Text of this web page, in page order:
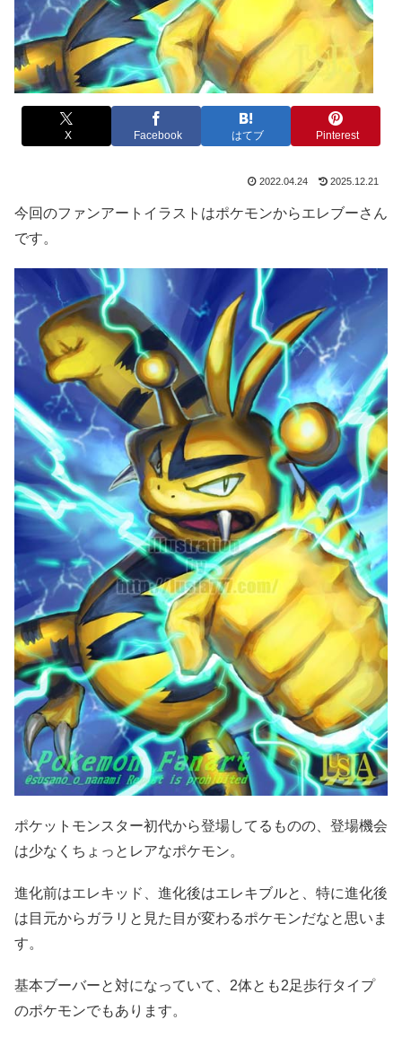
X Facebook はてブ Pinterest
2022.04.24 2025.12.21
今回のファンアートイラストはポケモンからエレブーさん
です。
ポケットモンスター初代から登場してるものの、登場機会
は少なくちょっとレアなポケモン。
進化前はエレキッド、進化後はエレキブルと、特に進化後
は目元からガラリと見た目が変わるポケモンだなと思いま
す。
基本ブーバーと対になっていて、2体とも2足歩行タイプ
のポケモンでもあります。